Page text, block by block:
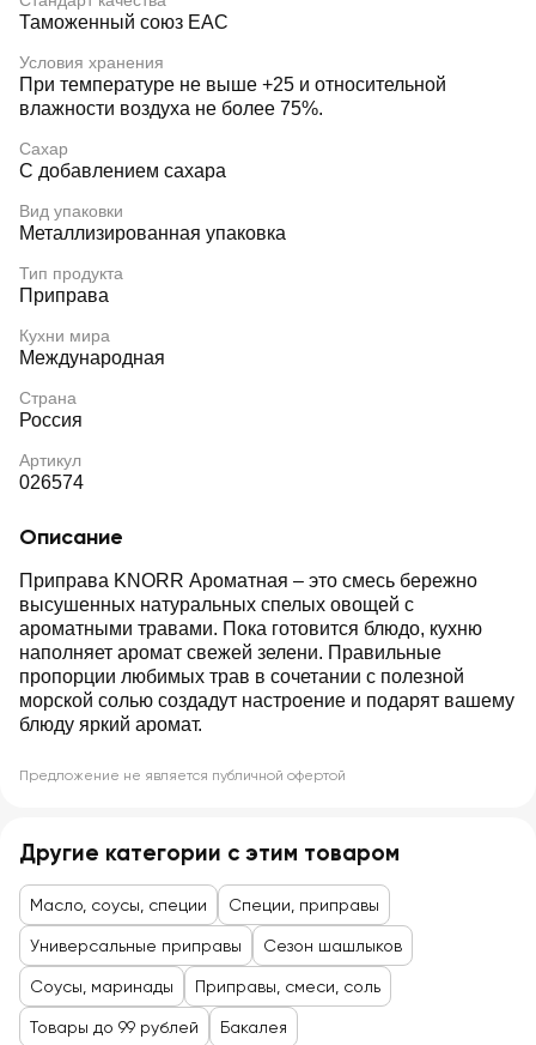
Таможенный союз EAC
Условия хранения
При температуре не выше +25 и относительной
влажности воздуха не более 75%.
Сахар
С добавлением сахара
Вид упаковки
Металлизированная упаковка
Тип продукта
Приправа
Кухни мира
Международная
Страна
Россия
Артикул
026574
Описание
Приправа KNORR Ароматная – это смесь бережно
высушенных натуральных спелых овощей с
ароматными травами. Пока готовится блюдо, кухню
наполняет аромат свежей зелени. Правильные
пропорции любимых трав в сочетании с полезной
морской солью создадут настроение и подарят вашему
блюду яркий аромат.
Предложение не является публичной офертой
Другие категории с этим товаром
Масло, соусы, специи Специи, приправы
Универсальные приправы Сезон шашлыков
Соусы, маринады Приправы, смеси, соль
Товары до 99 рублей Бакалея